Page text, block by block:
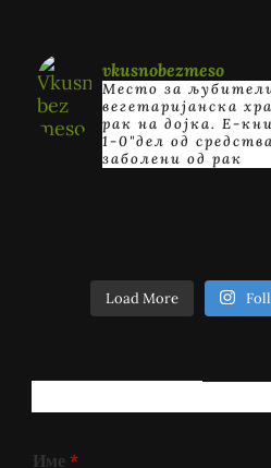
vkusnobezmeso
Место за
вегетаријанска
рак на дојка. E-
1-0"дел од
заболени од рак
Load More
Име *